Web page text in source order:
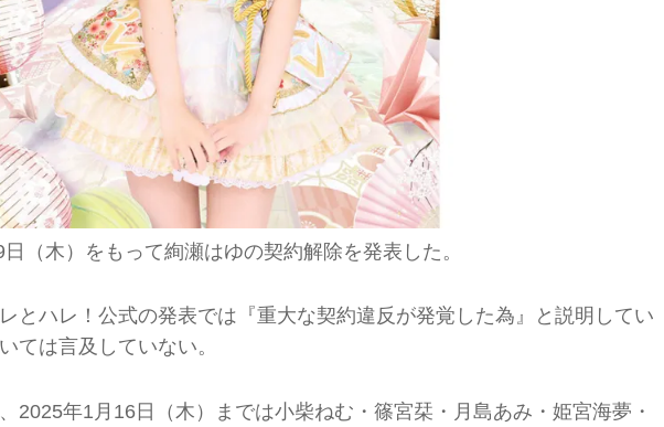
（木）をもって絢瀬はゆの契約解除を発表した。
とハレ！公式の発表では『重大な契約違反が発覚した為』と説明してい
ては言及していない。
2025年1月16日（木）までは小柴ねむ・篠宮栞・月島あみ・姫宮海夢・